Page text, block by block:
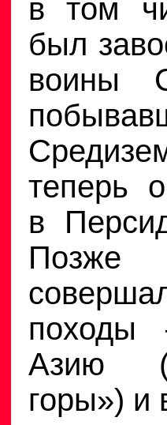
в том
был
воины
теперь
в
Позже
Азию
горы») и